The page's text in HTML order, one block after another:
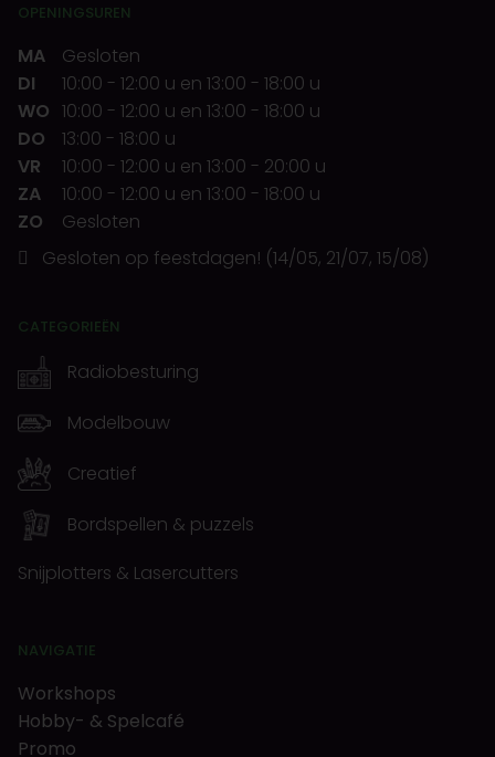
OPENINGSUREN
MA
Gesloten
DI
10:00 - 12:00 u en 13:00 - 18:00 u
WO 10:00 - 12:00 u en 13:00 - 18:00 u
DO
13:00 - 18:00 u
VR
10:00 - 12:00 u en 13:00 - 20:00 u
ZA
10:00 - 12:00 u en 13:00 - 18:00 u
ZO
Gesloten
Gesloten op feestdagen! (14/05, 21/07, 15/08)
CATEGORIEËN
Radiobesturing
Modelbouw
Creatief
Bordspellen & puzzels
Snijplotters & Lasercutters
NAVIGATIE
Workshops
Hobby- & Spelcafé
Promo